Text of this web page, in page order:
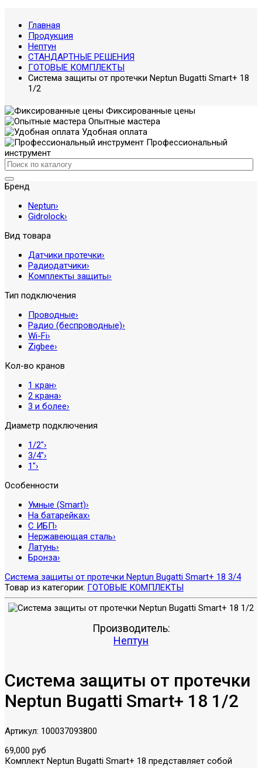
Главная
Продукция
Нептун
СТАНДАРТНЫЕ РЕШЕНИЯ
ГОТОВЫЕ КОМПЛЕКТЫ
Система защиты от протечки Neptun Bugatti Smart+ 18
1/2
Фиксированные цены
Опытные мастера
Удобная оплата
Профессиональный
инструмент
Бренд
Neptun›
Gidrolock›
Вид товара
Датчики протечки›
Радиодатчики›
Комплекты защиты›
Тип подключения
Проводные›
Радио (беспроводные)›
Wi-Fi›
Zigbee›
Кол-во кранов
1 кран›
2 крана›
3 и более›
Диаметр подключения
1/2″›
3/4″›
1″›
Особенности
Умные (Smart)›
На батарейках›
С ИБП›
Нержавеющая сталь›
Латунь›
Бронза›
Система защиты от протечки Neptun Bugatti Smart+ 18 3/4
Товар из категории: ГОТОВЫЕ КОМПЛЕКТЫ
Производитель:
Нептун
Система защиты от протечки
Neptun Bugatti Smart+ 18 1/2
Артикул: 100037093800
69,000 руб
Комплект Neptun Bugatti Smart+ 18 представляет собой